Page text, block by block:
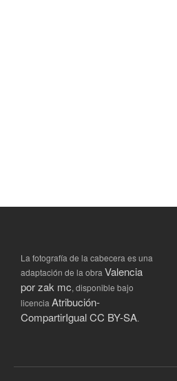
La fotografía de la cabecera es una
adaptación de la obra Valencia
por zak mc, disponible bajo
licencia Atribución-
CompartirIgual CC BY-SA.